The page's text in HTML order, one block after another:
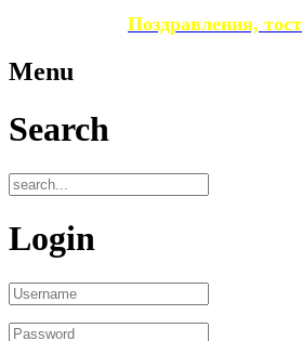
Поздравления,
Menu
Search
Login